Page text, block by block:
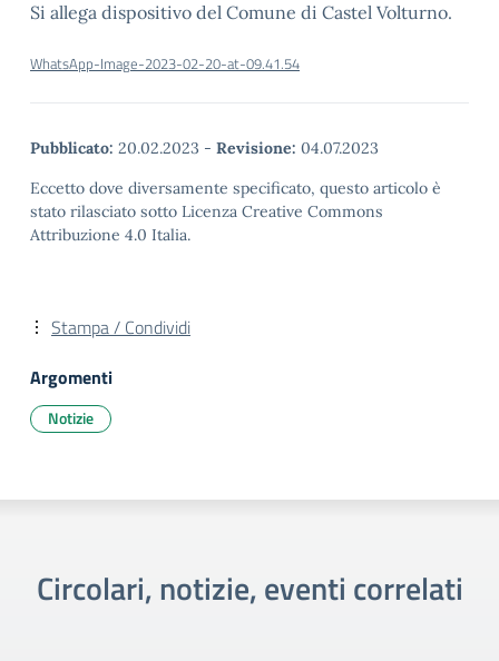
Si allega dispositivo del Comune di Castel Volturno.
WhatsApp-Image-2023-02-20-at-09.41.54
Pubblicato: 20.02.2023 - Revisione: 04.07.2023
Eccetto dove diversamente specificato, questo articolo è
stato rilasciato sotto Licenza Creative Commons
Attribuzione 4.0 Italia.
Stampa / Condividi
Argomenti
Notizie
Circolari, notizie, eventi correlati